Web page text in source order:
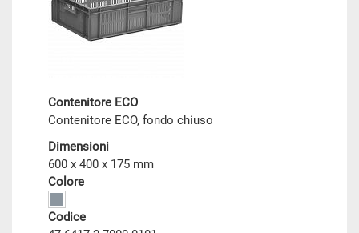
Contenitore ECO
Contenitore ECO, fondo chiuso
Dimensioni
600 x 400 x 175 mm
Colore
Codice